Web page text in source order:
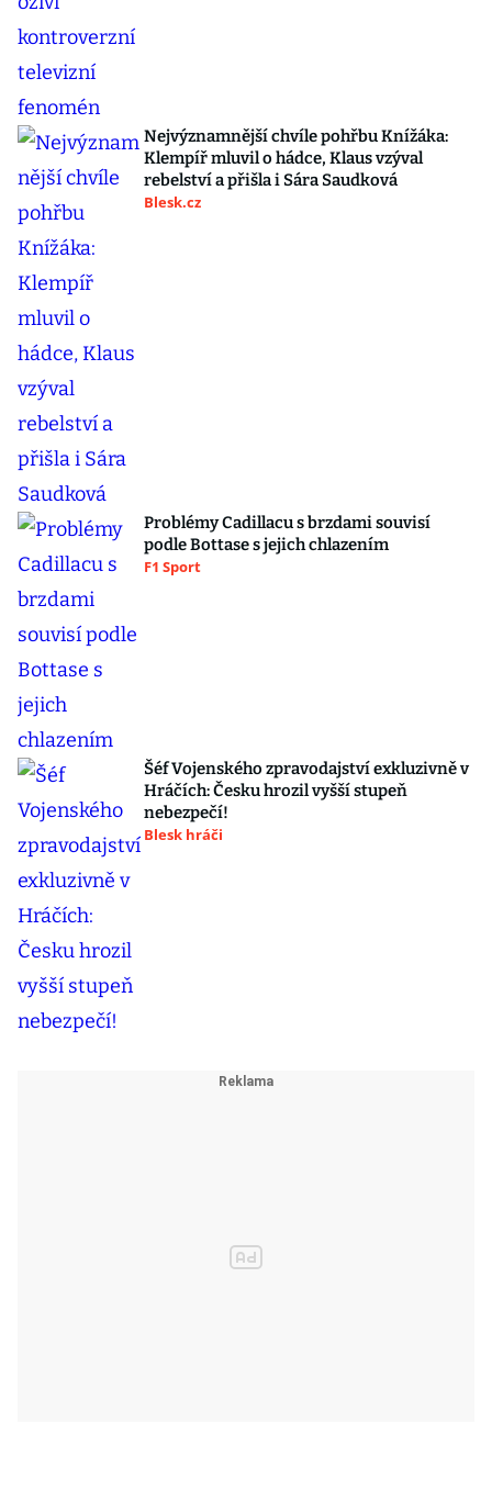
Nejvýznamnější chvíle pohřbu Knížáka:
Klempíř mluvil o hádce, Klaus vzýval
rebelství a přišla i Sára Saudková
Blesk.cz
Problémy Cadillacu s brzdami souvisí
podle Bottase s jejich chlazením
F1 Sport
Šéf Vojenského zpravodajství exkluzivně v
Hráčích: Česku hrozil vyšší stupeň
nebezpečí!
Blesk hráči